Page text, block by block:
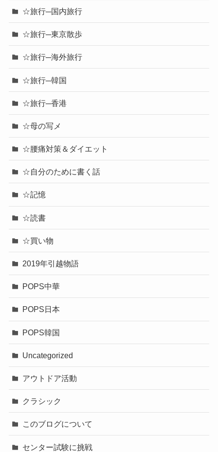
☆旅行─国内旅行
☆旅行─東京散歩
☆旅行─海外旅行
☆旅行─韓国
☆旅行─香港
☆母の写メ
☆腰痛対策＆ダイエット
☆自分のために書く話
☆記憶
☆読書
☆買い物
2019年引越物語
POPS中華
POPS日本
POPS韓国
Uncategorized
アウトドア活動
クラシック
このブログについて
センター試験に挑戦